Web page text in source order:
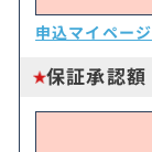
申込マイページ
保証承認額